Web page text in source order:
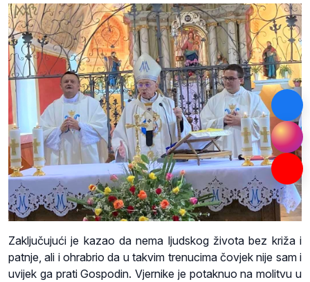
Zaključujući je kazao da nema ljudskog života bez križa i
patnje, ali i ohrabrio da u takvim trenucima čovjek nije sam i
uvijek ga prati Gospodin. Vjernike je potaknuo na molitvu u